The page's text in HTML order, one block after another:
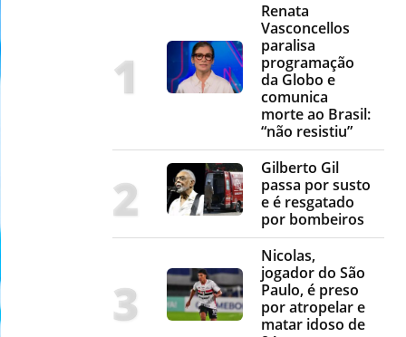
Renata
Vasconcellos
paralisa
programação
da Globo e
comunica
morte ao Brasil:
“não resistiu”
Gilberto Gil
passa por susto
e é resgatado
por bombeiros
Nicolas,
jogador do São
Paulo, é preso
por atropelar e
matar idoso de